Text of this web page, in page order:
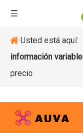
Usted está aquí:
información variable
precio